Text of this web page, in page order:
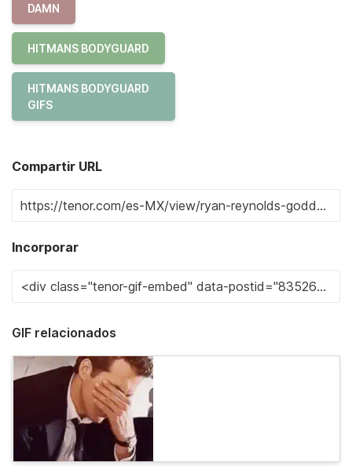
DAMN
HITMANS BODYGUARD
HITMANS BODYGUARD
GIFS
Compartir URL
Incorporar
GIF relacionados